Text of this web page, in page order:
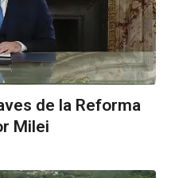
de la Reforma
Milei